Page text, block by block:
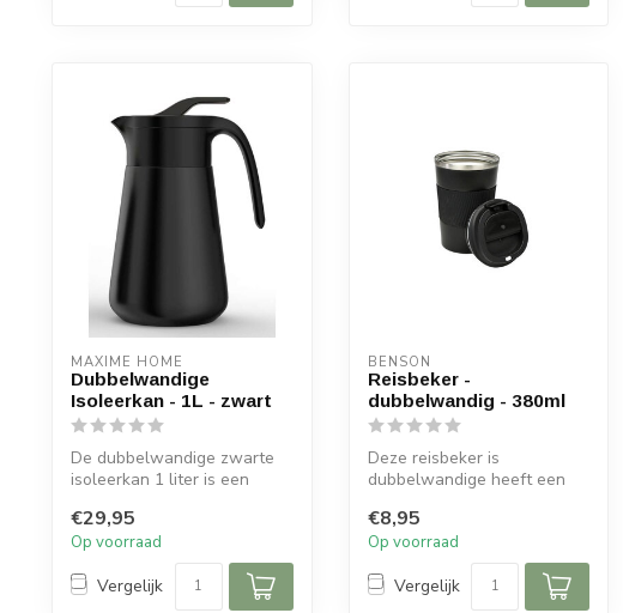
MAXIME HOME
Dubbelwandige
Isoleerkan - 1L - zwart
De dubbelwandige zwarte
isoleerkan 1 liter is een
bew...
€29,95
Op voorraad
Vergelijk
BENSON
Reisbeker -
dubbelwandig - 380ml
Deze reisbeker is
dubbelwandige heeft een
ideaal voor o...
€8,95
Op voorraad
Vergelijk